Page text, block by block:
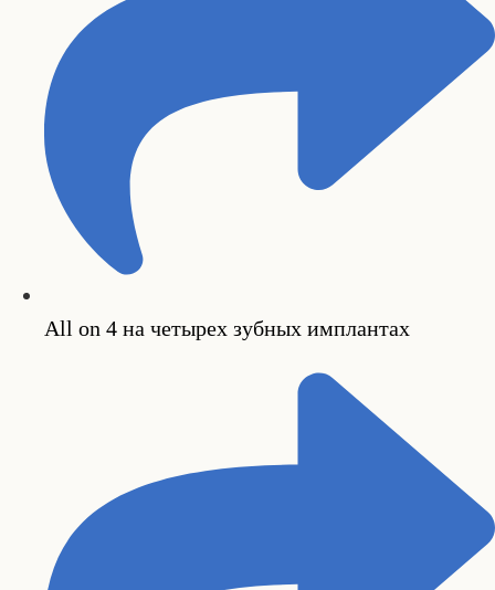
All on 4 на четырех зубных имплантах